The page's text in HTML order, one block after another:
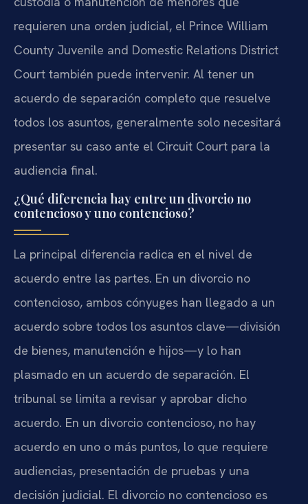
requieren una orden judicial, el Prince William
County Juvenile and Domestic Relations District
Court también puede intervenir. Al tener un
acuerdo de separación completo que resuelve
todos los asuntos, generalmente solo necesitará
presentar su caso ante el Circuit Court para la
audiencia final.
¿Qué diferencia hay entre un divorcio no
contencioso y uno contencioso?
La principal diferencia radica en el nivel de
acuerdo entre las partes. En un divorcio no
contencioso, ambos cónyuges han llegado a un
acuerdo sobre todos los asuntos clave—división
de bienes, manutención e hijos—y lo han
plasmado en un acuerdo de separación. El
tribunal se limita a revisar y aprobar dicho
acuerdo. En un divorcio contencioso, no hay
acuerdo en uno o más puntos, lo que requiere
audiencias, presentación de pruebas y una
decisión judicial. El divorcio no contencioso es